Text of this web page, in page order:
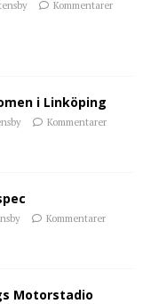
Kommentarer
i Linköping
Kommentarer
Kommentarer
Motorstadio